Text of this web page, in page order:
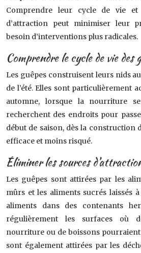
Comprendre leur cycle de vie et
d’attraction peut minimiser leur
besoin d’interventions plus radicales.
Comprendre le cycle de vie des
Les guêpes construisent leurs nids
de l’été. Elles sont particulièrement
automne, lorsque la nourriture
recherchent des endroits pour
début de saison, dès la construction
efficace et moins risqué.
Éliminer les sources
Les guêpes sont attirées par les
mûrs et les aliments sucrés laissés
aliments dans des contenants
régulièrement les surfaces où
nourriture ou de boissons pourraient
sont également attirées par les